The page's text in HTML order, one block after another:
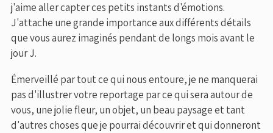
j'aime aller capter ces petits instants d'émotions.
J'attache une grande importance aux différents détails
que vous aurez imaginés pendant de longs mois avant le
jour J.
Émerveillé par tout ce qui nous entoure, je ne manquerai
pas d'illustrer votre reportage par ce qui sera autour de
vous, une jolie fleur, un objet, un beau paysage et tant
d'autres choses que je pourrai découvrir et qui donneront